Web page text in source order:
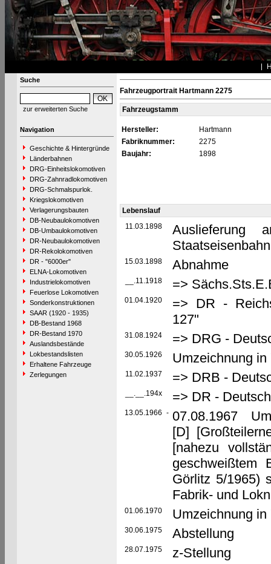
Suche
zur erweiterten Suche
Navigation
Geschichte & Hintergründe
Länderbahnen
DRG-Einheitslokomotiven
DRG-Zahnradlokomotiven
DRG-Schmalspurlok.
Kriegslokomotiven
Verlagerungsbauten
DB-Neubaulokomotiven
DB-Umbaulokomotiven
DR-Neubaulokomotiven
DR-Rekolokomotiven
DR - "6000er"
ELNA-Lokomotiven
Industrielokomotiven
Feuerlose Lokomotiven
Sonderkonstruktionen
SAAR (1920 - 1935)
DB-Bestand 1968
DR-Bestand 1970
Auslandsbestände
Lokbestandslisten
Erhaltene Fahrzeuge
Zerlegungen
Fahrzeugportrait Hartmann 2275
Fahrzeugstamm
Hersteller:
Hartmann
Fabriknummer:
2275
Baujahr:
1898
Lebenslauf
11.03.1898
Auslieferung
15.03.1898 Abnahme
__.11.1918 =>
01.04.1920
=> DR -
127"
31.08.1924 => DRG -
30.05.1926 Umzeichnung
11.02.1937 => DRB -
__.__.194x => DR -
13.05.1966 - 07.08.1967
[D]
[nahezu
geschweißtem
Görlitz 5/1965)
Fabrik- und
01.06.1970 Umzeichnung
30.06.1975 Abstellung
28.07.1975 z-Stellung